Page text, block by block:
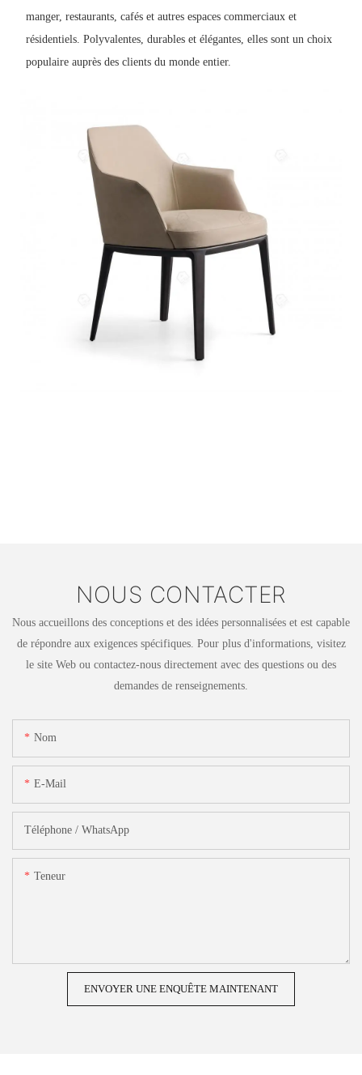
manger, restaurants, cafés et autres espaces commerciaux et
résidentiels. Polyvalentes, durables et élégantes, elles sont un choix
populaire auprès des clients du monde entier.
NOUS CONTACTER
Nous accueillons des conceptions et des idées personnalisées et est capable
de répondre aux exigences spécifiques. Pour plus d'informations, visitez
le site Web ou contactez-nous directement avec des questions ou des
demandes de renseignements.
Nom
E-Mail
Téléphone / WhatsApp
Teneur
ENVOYER UNE ENQUÊTE MAINTENANT